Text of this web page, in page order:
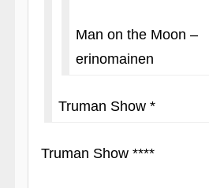
Man on the Moon –
erinomainen
Truman Show *
Truman Show ****